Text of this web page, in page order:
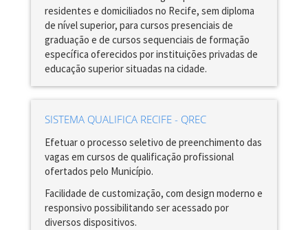
residentes e domiciliados no Recife, sem diploma
de nível superior, para cursos presenciais de
graduação e de cursos sequenciais de formação
específica oferecidos por instituições privadas de
educação superior situadas na cidade.
SISTEMA QUALIFICA RECIFE - QREC
Efetuar o processo seletivo de preenchimento das
vagas em cursos de qualificação profissional
ofertados pelo Município.
Facilidade de customização, com design moderno e
responsivo possibilitando ser acessado por
diversos dispositivos.